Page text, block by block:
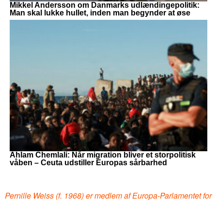
Mikkel Andersson om Danmarks udlændingepolitik:
Man skal lukke hullet, inden man begynder at øse
Ahlam Chemlali: Når migration bliver et storpolitisk
våben – Ceuta udstiller Europas sårbarhed
Pernille Weiss (f. 1968) er medlem af Europa-Parlamentet for